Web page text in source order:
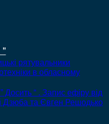
"
рятувальники
в обласному
Досить “ . Запис ефіру від
Дзюба та Євген Решодько